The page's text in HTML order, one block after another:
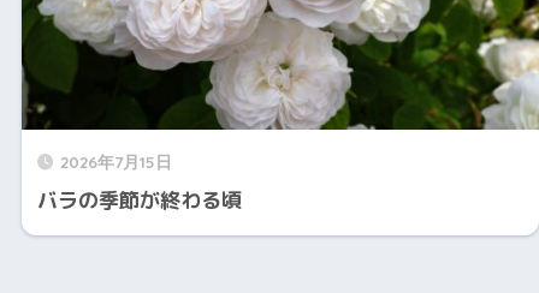
2026年7月15日
バラの季節が終わる頃